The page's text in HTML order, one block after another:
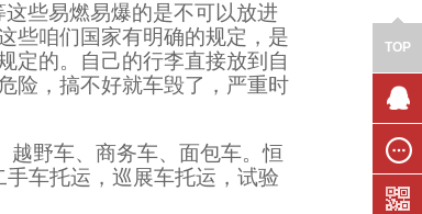
些易燃易爆的是不可以放进
些咱们国家有明确的规定，是
定的。自己的行李直接放到自
险，搞不好就车毁了，严重时
越野车、商务车、面包车。恒
车托运，巡展车托运，试验
TOP
联系我
在线留